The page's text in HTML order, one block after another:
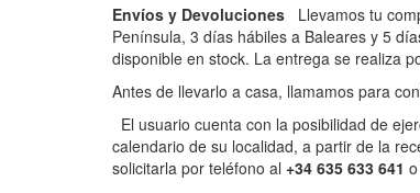
Envíos y Devoluciones
Llevamos tu
Península, 3 días hábiles a Baleares y 5
disponible en stock. La entrega se realiza
Antes de llevarlo a casa, llamamos para
El usuario cuenta con la posibilidad de
calendario de su localidad, a partir de la
solicitarla por teléfono al +34 635 633 641